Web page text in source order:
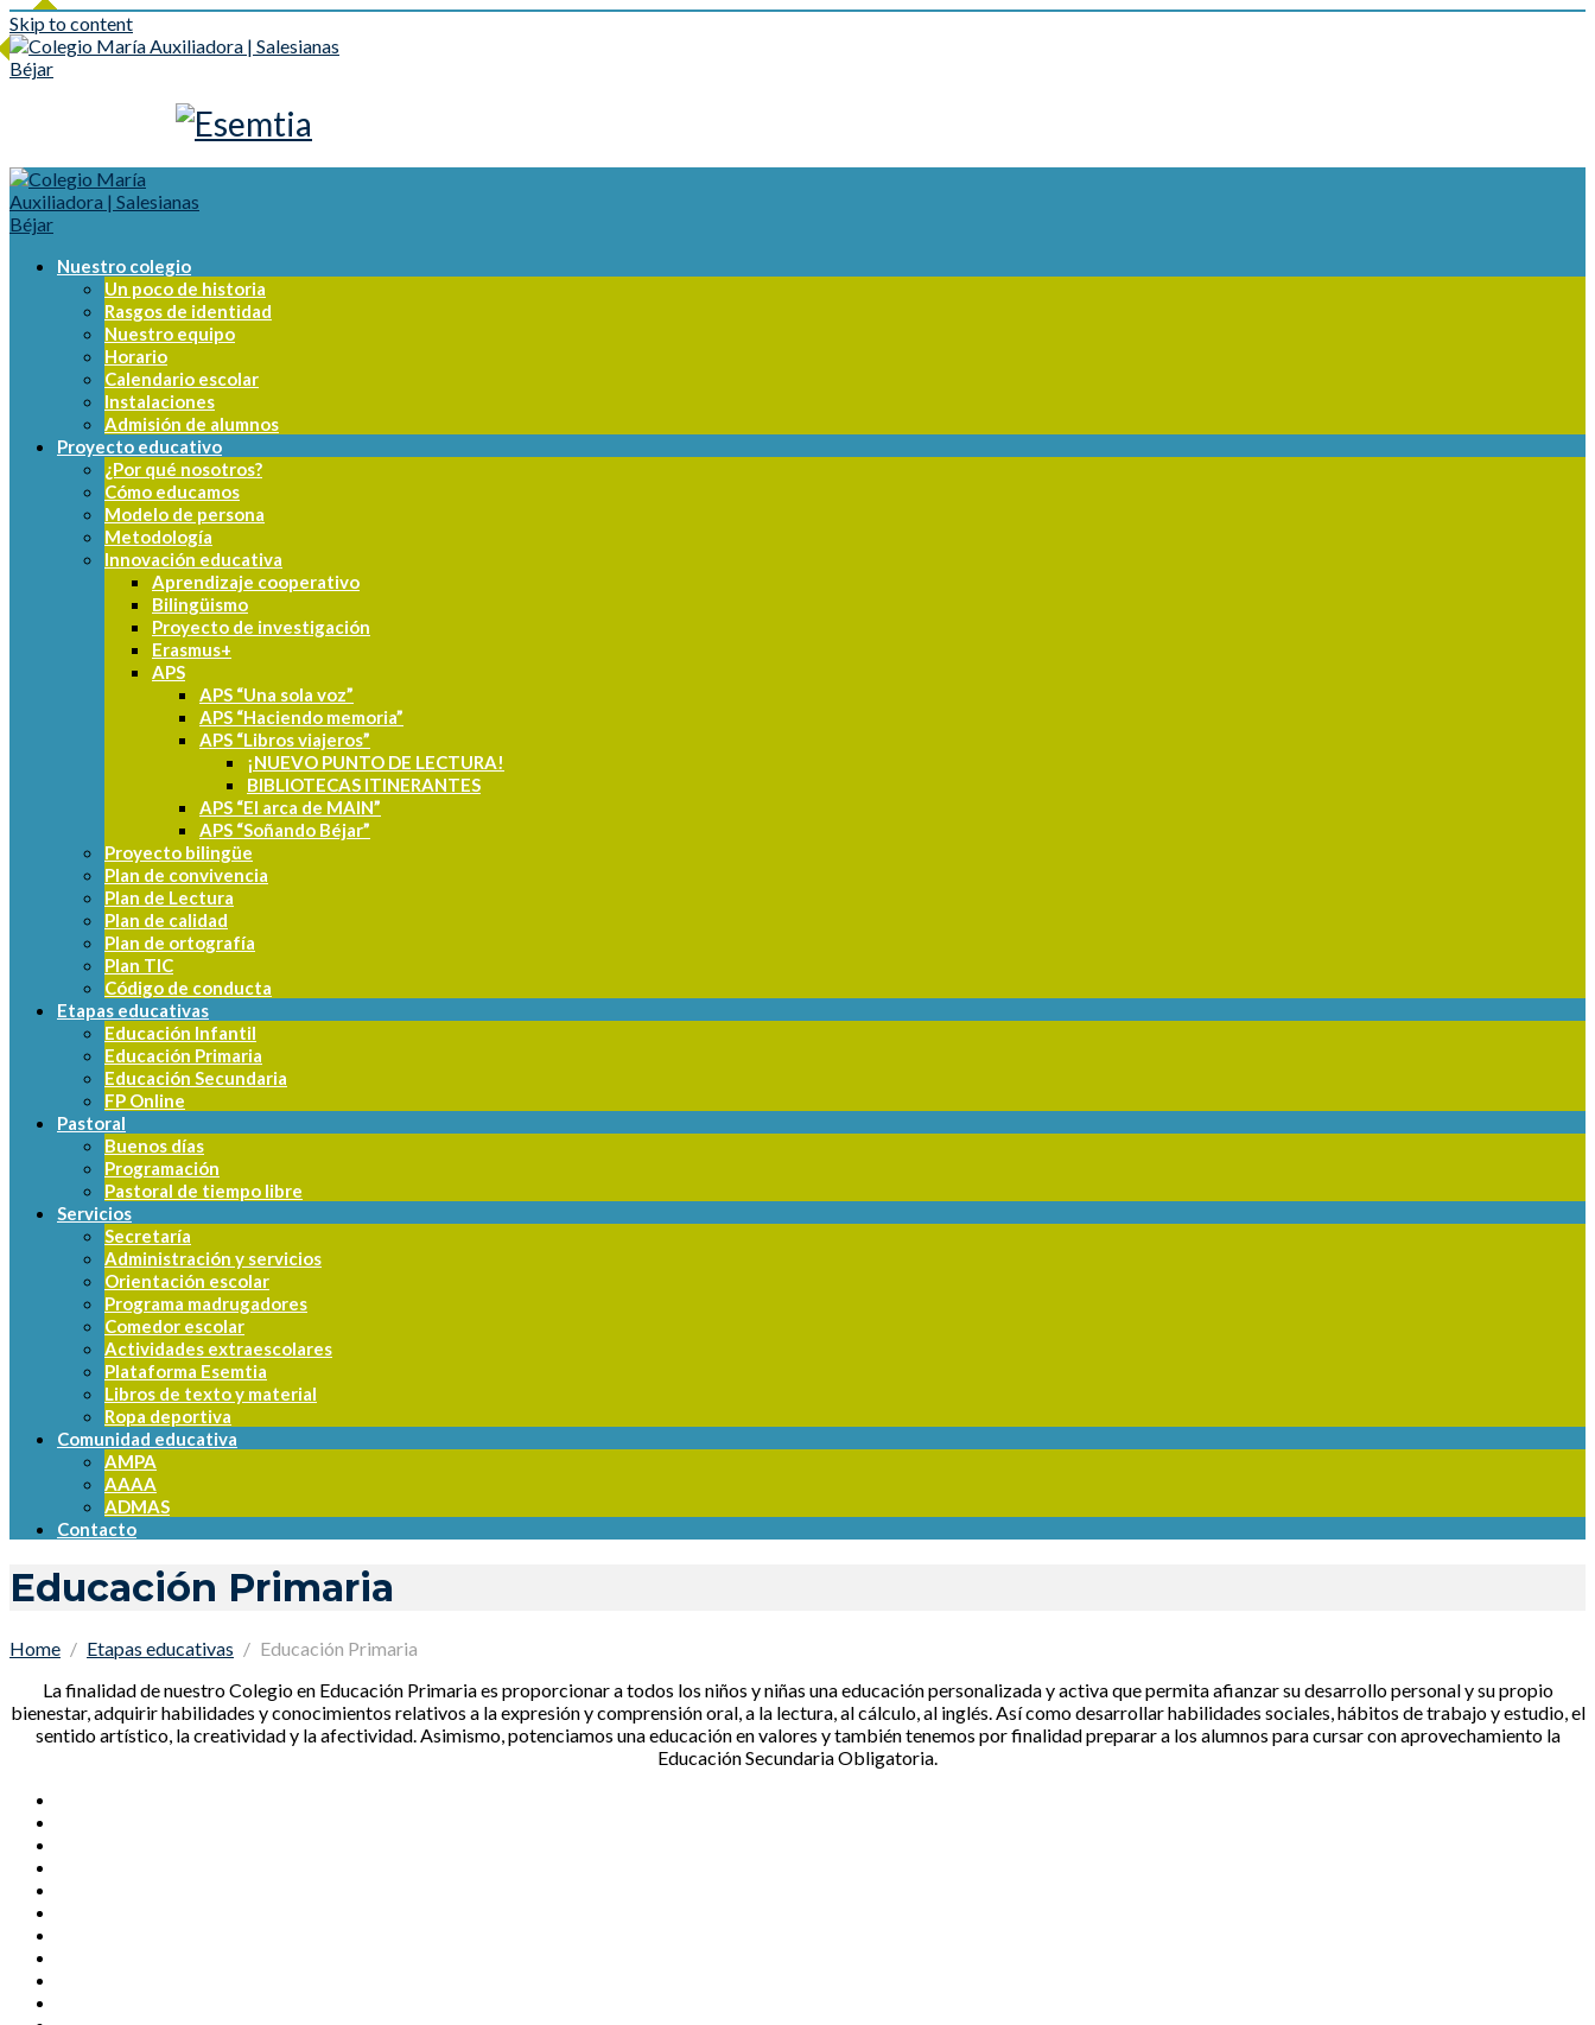
Skip to content
Nuestro colegio
Un poco de historia
Rasgos de identidad
Nuestro equipo
Horario
Calendario escolar
Instalaciones
Admisión de alumnos
Proyecto educativo
¿Por qué nosotros?
Cómo educamos
Modelo de persona
Metodología
Innovación educativa
Aprendizaje cooperativo
Bilingüismo
Proyecto de investigación
Erasmus+
APS
APS “Una sola voz”
APS “Haciendo memoria”
APS “Libros viajeros”
¡NUEVO PUNTO DE LECTURA!
BIBLIOTECAS ITINERANTES
APS “El arca de MAIN”
APS “Soñando Béjar”
Proyecto bilingüe
Plan de convivencia
Plan de Lectura
Plan de calidad
Plan de ortografía
Plan TIC
Código de conducta
Etapas educativas
Educación Infantil
Educación Primaria
Educación Secundaria
FP Online
Pastoral
Buenos días
Programación
Pastoral de tiempo libre
Servicios
Secretaría
Administración y servicios
Orientación escolar
Programa madrugadores
Comedor escolar
Actividades extraescolares
Plataforma Esemtia
Libros de texto y material
Ropa deportiva
Comunidad educativa
AMPA
AAAA
ADMAS
Contacto
Educación Primaria
Home Etapas educativas
Educación Primaria
La finalidad de nuestro Colegio en Educación Primaria es proporcionar a todos los niños y niñas una educación personalizada y activa que permita afianzar su desarrollo personal y su propio
bienestar, adquirir habilidades y conocimientos relativos a la expresión y comprensión oral, a la lectura, al cálculo, al inglés. Así como desarrollar habilidades sociales, hábitos de trabajo y estudio, el
sentido artístico, la creatividad y la afectividad. Asimismo, potenciamos una educación en valores y también tenemos por finalidad preparar a los alumnos para cursar con aprovechamiento la
Educación Secundaria Obligatoria.